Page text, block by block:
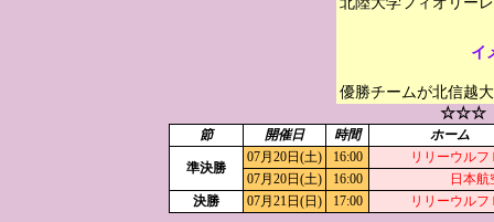
イ
優勝チームが北信越
☆☆☆
節 開催日 時間 ホーム
準決勝
07月20日(土) 16:00
リリーウルフ
07月20日(土)
16:00
日本航
決勝
07月21日(日) 17:00 リリーウルフ